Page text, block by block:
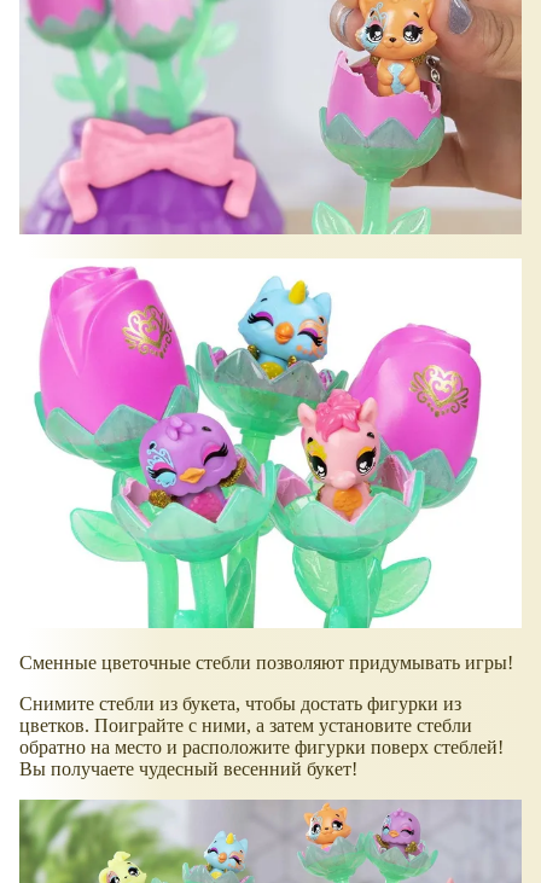
Сменные цветочные стебли позволяют придумывать игры!
Снимите стебли из букета, чтобы достать фигурки из
цветков. Поиграйте с ними, а затем установите стебли
обратно на место и расположите фигурки поверх стеблей!
Вы получаете чудесный весенний букет!